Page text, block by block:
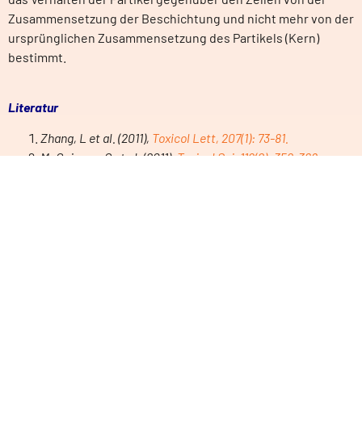
Zusammensetzung der Beschichtung und nicht mehr von der
ursprünglichen Zusammensetzung des Partikels (Kern)
bestimmt.
Literatur
Zhang, L et al. (2011), Toxicol Lett, 207(1): 73-81.
McGuinnes, C et al. (2011),Toxicol Sci, 119(2): 359-368.